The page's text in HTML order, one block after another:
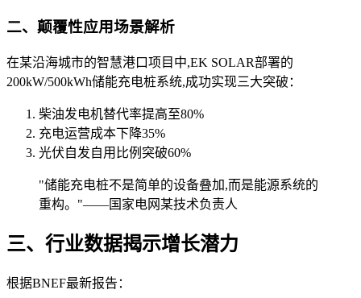
二、颠覆性应用场景解析
在某沿海城市的智慧港口项目中,EK SOLAR部署的
200kW/500kWh储能充电桩系统,成功实现三大突破：
柴油发电机替代率提高至80%
充电运营成本下降35%
光伏自发自用比例突破60%
"储能充电桩不是简单的设备叠加,而是能源系统的
重构。"——国家电网某技术负责人
三、行业数据揭示增长潜力
根据BNEF最新报告：